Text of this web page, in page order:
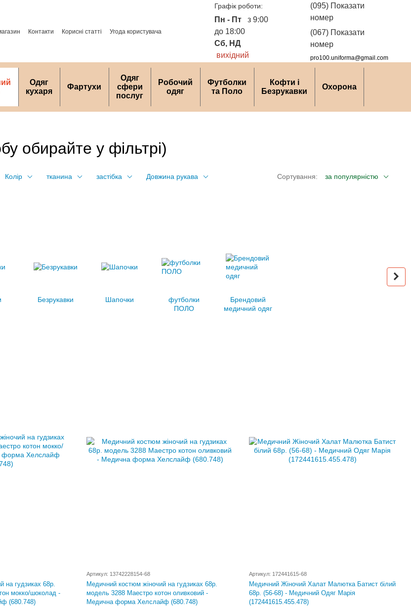
Контакти Корисні статті
Угода користувача
Графік роботи:
Пн - Птз 9:00
до 18:00
Сб, НД
вихідний
(095) Показати
номер
(067) Показати
номер
pro100.uniforma@gmail.com
Одяг
кухаря
Фартухи
Одяг
сфери
послуг
Робочий
одяг
Футболки
та Поло
Кофти і
Безрукавки
Охорона
обирайте у фільтрі)
Колір тканина застібка Довжина рукава Сортування: за популярністю
Безрукавки Шапочки
футболки
ПОЛО
Брендовий
медичний одяг
на гудзиках 68р.
мокко/шоколад -
(680.748)
Артикул: 13742228154-68
Медичний костюм жіночий на гудзиках 68р.
модель 3288 Маестро котон оливковий -
Медична форма Хелслайф (680.748)
Артикул: 172441615-68
Медичний Жіночий Халат Малютка Батист білий
68р. (56-68) - Медичний Одяг Марія
(172441615.455.478)